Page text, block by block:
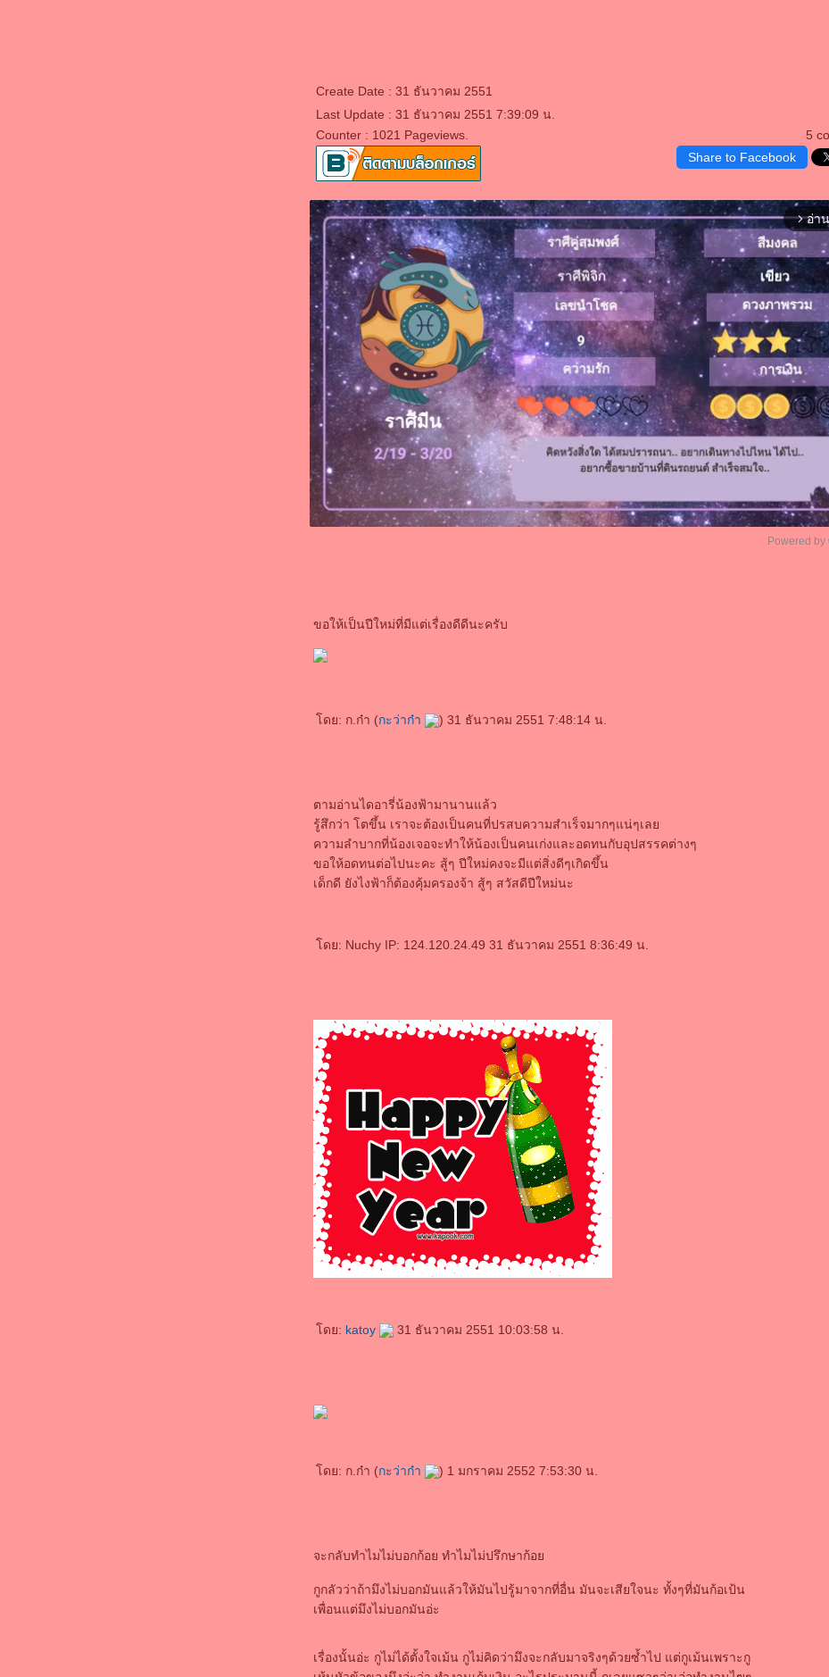
Create Date : 31 ธันวาคม 2551
5
Last Update : 31 ธันวาคม 2551 7:39:09 น.
Counter : 1021 Pageviews.
Share to Facebook
arrow_forward_ios อ่า
Powered by
ขอให้เป็นปีใหม่ที่มีแต่เรื่องดีดีนะครับ
ดย: ก.ก๋า (กะว่าก๋า ) 31 ธันวาคม 2551 7:48:14 น.
ตามอ่านไดอารี่น้องฟ้ามานานแล้ว
รู้สึกว่า โตขึ้น เราจะต้องเป็นคนที่ปรสบความสำเร็จมากๆแน่ๆเล
ความลำบากที่น้องเจอจะทำให้น้องเป็นคนเก่งและอดทนกับอุปสรรคต่างๆ
ขอให้อดทนต่อไปนะคะ สู้ๆ ปีใหม่คงจะมีแต่สิ่งดีๆเกิดขึ้น
เด็กดี ยังไงฟ้าก็ต้องคุ้มครองจ้า สู้ๆ สวัสดีปีใหม่นะ
ดย: Nuchy IP: 124.120.24.49 31 ธันวาคม 2551 8:36:49 น.
ดย: katoy 31 ธันวาคม 2551 10:03:58 น.
ดย: ก.ก๋า (กะว่าก๋า ) 1 มกราคม 2552 7:53:30 น.
จะกลับทำไมไม่บอกก้อย ทำไมไม่ปรึกษาก้อ
กูกลัวว่าถ้ามึงไม่บอกมันแล้วให้มันไปรู้มาจากที่อื่น มันจะเสียใจนะ ทั้งๆที่มันก้อเป้น
เพื่อนแต่มึงไม่บอกมันอ่ะ
เรื่องนั้นอ่ะ กูไม่ได้ตั้งใจเม้น กูไม่คิดว่ามึงจะกลับมาจริงๆด้วยซ้ำไป แต่กูเม้นเพราะกู